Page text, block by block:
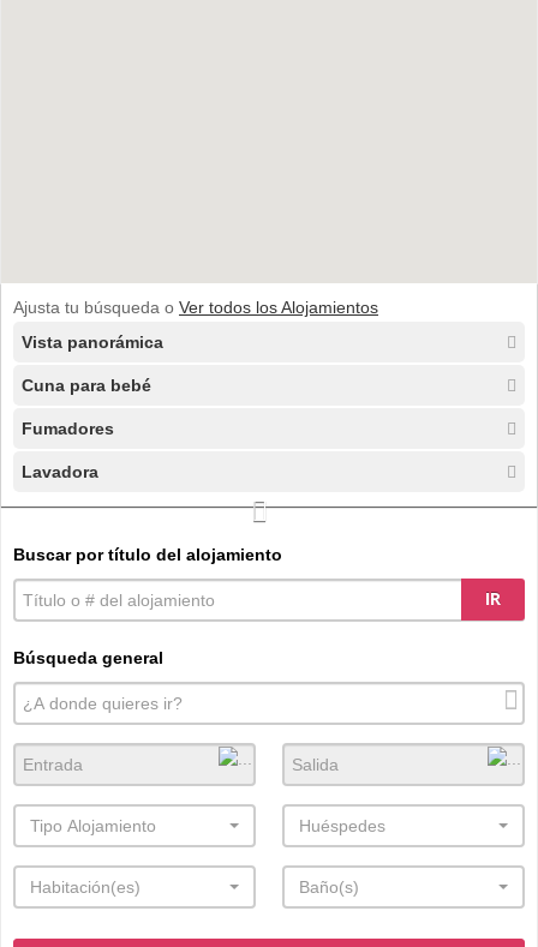
Ajusta tu búsqueda o Ver todos los Alojamientos
Vista panorámica
Cuna para bebé
Fumadores
Lavadora
Buscar por título del alojamiento
IR
Búsqueda general
Tipo Alojamiento Huéspedes
Habitación(es) Baño(s)